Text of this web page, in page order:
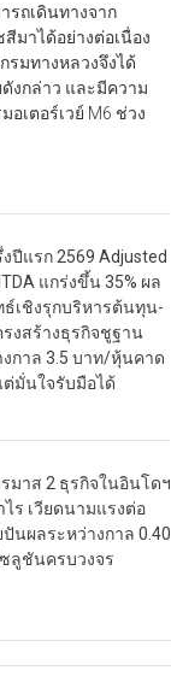
รถเดินทางจาก
มาได้อย่างต่อเนื่อง
ทางหลวงจึงได้
งกล่าว และมีความ
เตอร์เวย์ M6 ช่วง
ปีแรก 2569 Adjusted
แกร่งขึ้น 35% ผล
ธ์เชิงรุกบริหารต้นทุน-
งสร้างธุรกิจชูฐาน
กาล 3.5 บาท/หุ้นคาด
มั่นใจรับมือได้
รมาส 2 ธุรกิจในอินโดฯ
ร เวียดนามแรงต่อ
ปันผลระหว่างกาล 0.40
ลูชันครบวงจร